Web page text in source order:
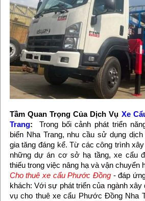
Tầm Quan Trọng Của Dịch Vụ Xe
Trang: Trong bối cảnh phát triển
biển Nha Trang, nhu cầu sử dụng
gia tăng đáng kể. Từ các công trình
những dự án cơ sở hạ tầng, xe cẩu
thiếu trong việc nâng hạ và vận chuyển
Cho thuê xe cẩu Phước Đồng - đáp
khách: Với sự phát triển của ngành
vụ cho thuê xe cẩu Phước Đồng Nha